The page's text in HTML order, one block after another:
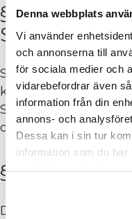
Denna webbplats
Vi använder
och annonserna till
för sociala medier och
vidarebefordrar även
information från din
annons- och
Dessa kan i sin tur
information som du
§ 7
Styrelsen består av
kassör och sju (7)
Styrelsen
och övriga
§ 8
Det åligger styrelsen